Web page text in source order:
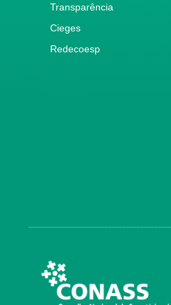
Transparência
Cieges
Redecoesp